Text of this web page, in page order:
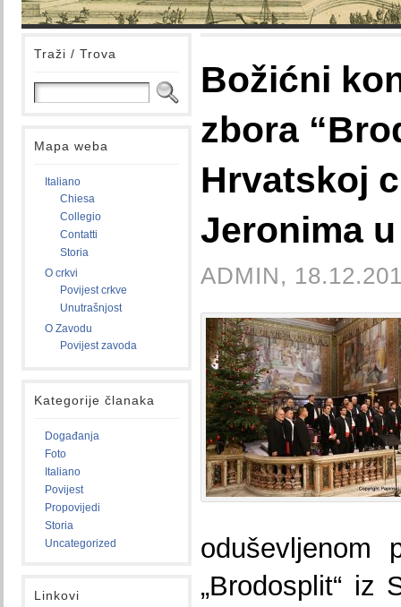
Traži / Trova
Mapa weba
Italiano
Chiesa
Collegio
Contatti
Storia
O crkvi
Povijest crkve
Unutrašnjost
O Zavodu
Povijest zavoda
Kategorije članaka
Događanja
Foto
Italiano
Povijest
Propovijedi
Storia
Uncategorized
Linkovi
Božićni
zbora
Hrvatskoj
Jeronima
ADMIN,
oduševljenom
„Brodosplit“ iz